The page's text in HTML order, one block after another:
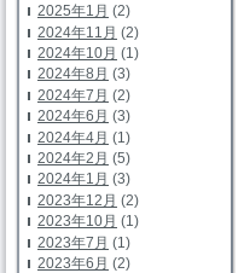
2025年1月 (2)
2024年11月 (2)
2024年10月 (1)
2024年8月 (3)
2024年7月 (2)
2024年6月 (3)
2024年4月 (1)
2024年2月 (5)
2024年1月 (3)
2023年12月 (2)
2023年10月 (1)
2023年7月 (1)
2023年6月 (2)